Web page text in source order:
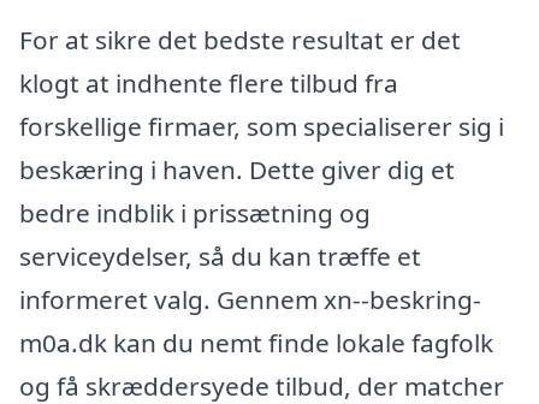
For at sikre det bedste resultat er det
klogt at indhente flere tilbud fra
forskellige firmaer, som specialiserer sig i
beskæring i haven. Dette giver dig et
bedre indblik i prissætning og
serviceydelser, så du kan træffe et
informeret valg. Gennem xn--beskring-
m0a.dk kan du nemt finde lokale fagfolk
og få skræddersyede tilbud, der matcher